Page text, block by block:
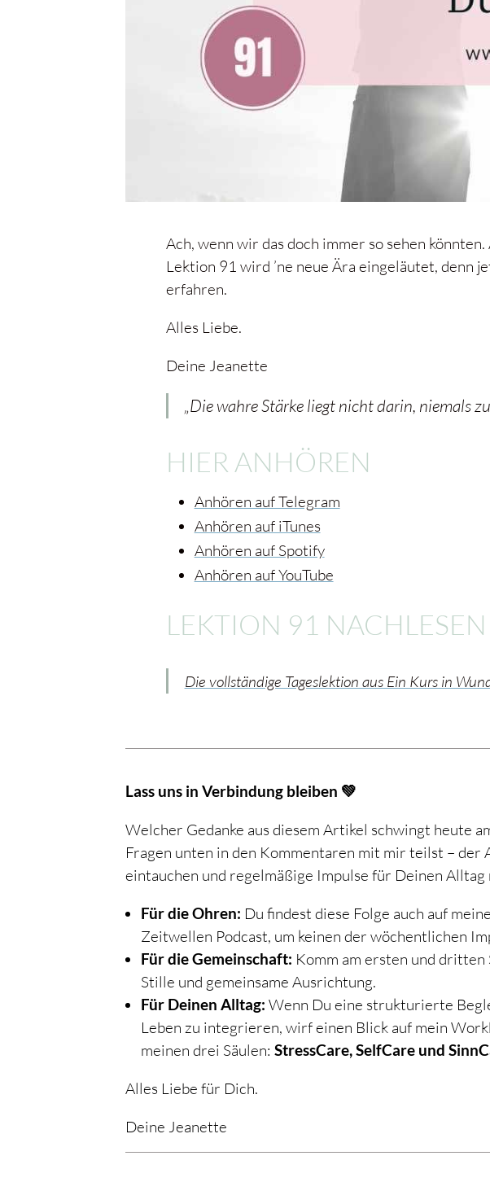
Ach, wenn wir das doch immer so sehen
Lektion 91 wird ’ne neue Ära eingeläutet, denn
erfahren.
Alles Liebe.
Deine Jeanette
„Die wahre Stärke liegt nicht darin, niemals
HIER ANHÖREN
Anhören auf Telegram
Anhören auf iTunes
Anhören auf Spotify
Anhören auf YouTube
LEKTION 91 NACHLESEN
Die vollständige Tageslektion aus Ein Kurs in
Lass uns in Verbindung bleiben 💚
Welcher Gedanke aus diesem Artikel schwingt heute
Fragen unten in den Kommentaren mit mir teilst –
eintauchen und regelmäßige Impulse für Deinen
Für die Ohren: Du findest diese Folge auch auf
Zeitwellen Podcast, um keinen der wöchentlichen
Für die Gemeinschaft: Komm am ersten und
Stille und gemeinsame Ausrichtung.
Für Deinen Alltag: Wenn Du eine strukturierte
Leben zu integrieren, wirf einen Blick auf mein
meinen drei Säulen: StressCare, SelfCare und
Alles Liebe für Dich.
Deine Jeanette